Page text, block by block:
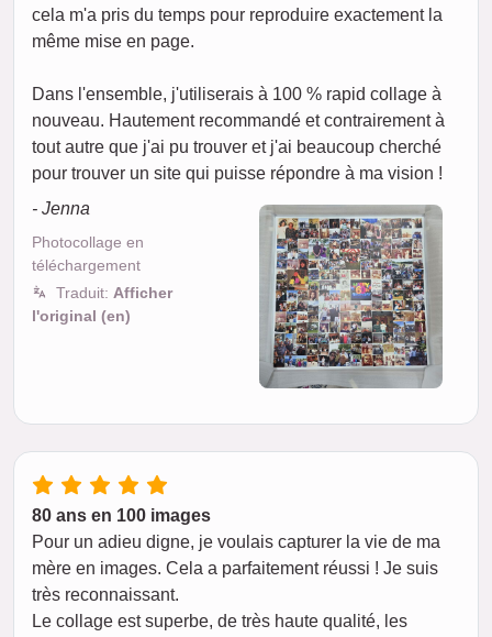
cela m'a pris du temps pour reproduire exactement la
même mise en page.
Dans l'ensemble, j'utiliserais à 100 % rapid collage à
nouveau. Hautement recommandé et contrairement à
tout autre que j'ai pu trouver et j'ai beaucoup cherché
pour trouver un site qui puisse répondre à ma vision !
- Jenna
Photocollage en
téléchargement
Traduit: Afficher
l'original (en)
80 ans en 100 images
Pour un adieu digne, je voulais capturer la vie de ma
mère en images. Cela a parfaitement réussi ! Je suis
très reconnaissant.
Le collage est superbe, de très haute qualité, les